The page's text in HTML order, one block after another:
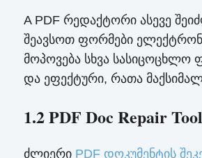
A PDF რედაქტორი ასევე
შეავსოთ ფორმები
მოპოვება სხვა სასიცოცხლო
და ეფექტური, რათა
1.2 PDF Doc Repair Tool
ძლიერი PDF დოკუმენტის